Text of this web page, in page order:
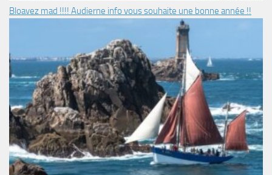
Bloavez mad !!!! Audierne info vous souhaite une bonne année !!